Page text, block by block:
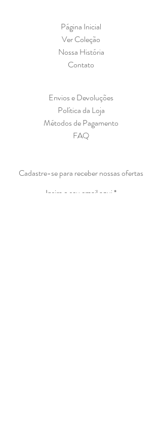
Página Inicial
Ver Coleção
Nossa História
Contato
Envios e Devoluções
Política da Loja
Métodos de Pagamento
FAQ
Cadastre-se para receber nossas ofertas
Insira o seu email aqui